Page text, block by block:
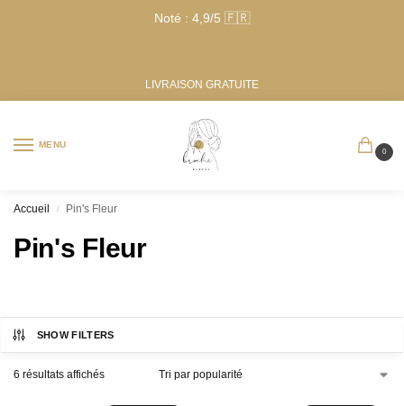
Noté : 4,9/5 🇫🇷
LIVRAISON GRATUITE
MENU
0
Accueil / Pin's Fleur
Pin's Fleur
SHOW FILTERS
6 résultats affichés